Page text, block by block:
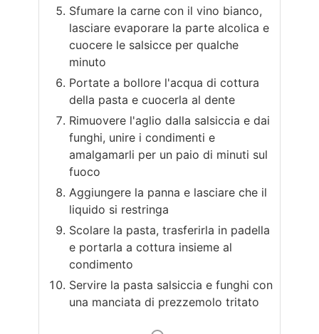
Sfumare la carne con il vino bianco,
lasciare evaporare la parte alcolica e
cuocere le salsicce per qualche
minuto
Portate a bollore l'acqua di cottura
della pasta e cuocerla al dente
Rimuovere l'aglio dalla salsiccia e dai
funghi, unire i condimenti e
amalgamarli per un paio di minuti sul
fuoco
Aggiungere la panna e lasciare che il
liquido si restringa
Scolare la pasta, trasferirla in padella
e portarla a cottura insieme al
condimento
Servire la pasta salsiccia e funghi con
una manciata di prezzemolo tritato